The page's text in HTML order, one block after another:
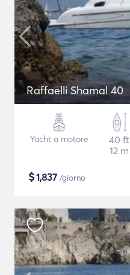
Raffaelli Shamal 40
Yacht a motore
40 ft
12 m
$1,837 /giorno